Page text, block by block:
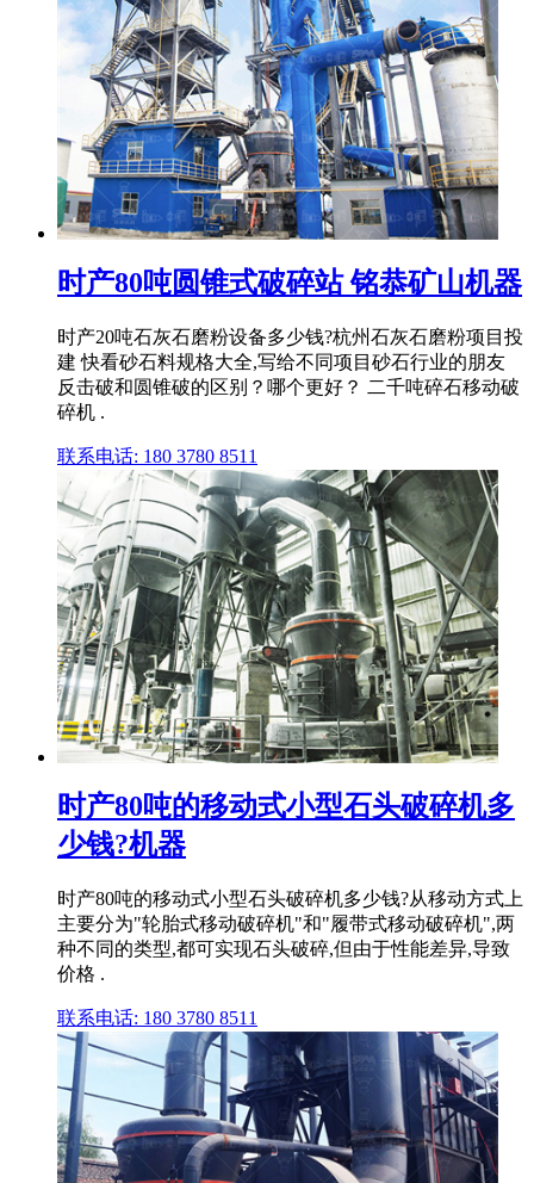
时产80吨圆锥式破碎站 铭恭矿山机器
时产20吨石灰石磨粉设备多少钱?杭州石灰石磨粉项目投
建 快看砂石料规格大全,写给不同项目砂石行业的朋友
反击破和圆锥破的区别？哪个更好？ 二千吨碎石移动破
碎机 .
联系电话: 180 3780 8511
时产80吨的移动式小型石头破碎机多
少钱?机器
时产80吨的移动式小型石头破碎机多少钱?从移动方式上
主要分为"轮胎式移动破碎机"和"履带式移动破碎机",两
种不同的类型,都可实现石头破碎,但由于性能差异,导致
价格 .
联系电话: 180 3780 8511